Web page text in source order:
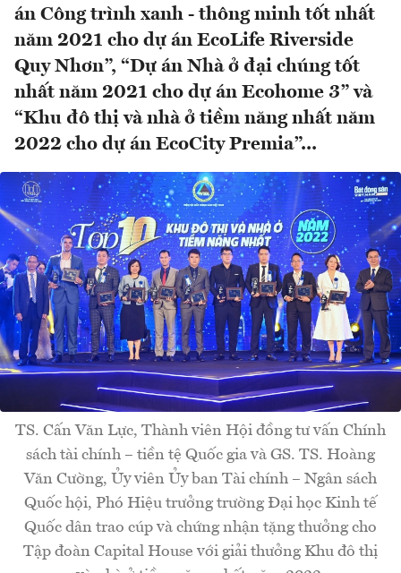
án Công trình xanh - thông minh tốt nhất
năm 2021 cho dự án EcoLife Riverside
Quy Nhơn”, “Dự án Nhà ở đại chúng tốt
nhất năm 2021 cho dự án Ecohome 3” và
“Khu đô thị và nhà ở tiềm năng nhất năm
2022 cho dự án EcoCity Premia”...
TS. Cấn Văn Lực, Thành viên Hội đồng tư vấn Chính
sách tài chính – tiền tệ Quốc gia và GS. TS. Hoàng
Văn Cường, Ủy viên Ủy ban Tài chính – Ngân sách
Quốc hội, Phó Hiệu trưởng trường Đại học Kinh tế
Quốc dân trao cúp và chứng nhận tặng thưởng cho
Tập đoàn Capital House với giải thưởng Khu đô thị